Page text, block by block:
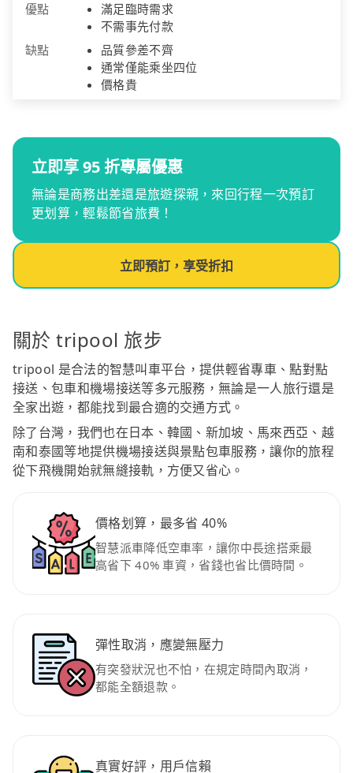
優點
滿足臨時需求
不需事先付款
缺點
品質參差不齊
通常僅能乘坐四位
價格貴
立即享 95 折專屬優惠
無論是商務出差還是旅遊探親，來回行程一次預訂
更划算，輕鬆節省旅費！
立即預訂，享受折扣
關於 tripool 旅步
tripool 是合法的智慧叫車平台，提供輕省專車、點對點
接送、包車和機場接送等多元服務，無論是一人旅行還是
全家出遊，都能找到最合適的交通方式。
除了台灣，我們也在日本、韓國、新加坡、馬來西亞、越
南和泰國等地提供機場接送與景點包車服務，讓你的旅程
從下飛機開始就無縫接軌，方便又省心。
價格划算，最多省 40%
智慧派車降低空車率，讓你中長途搭乘最
高省下 40% 車資，省錢也省比價時間。
彈性取消，應變無壓力
有突發狀況也不怕，在規定時間內取消，
都能全額退款。
真實好評，用戶信賴